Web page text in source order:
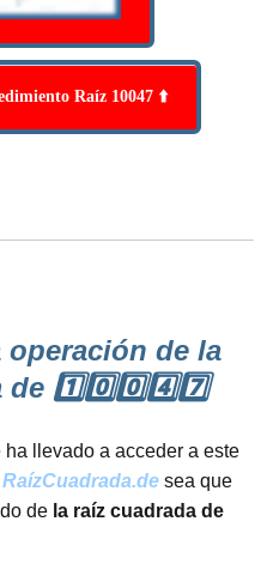
Raíz 10047 ⬆️
operación de la
1️⃣0️⃣0️⃣4️⃣7️⃣
llevado a acceder a este
RaízCuadrada.de sea que
de la raíz cuadrada de